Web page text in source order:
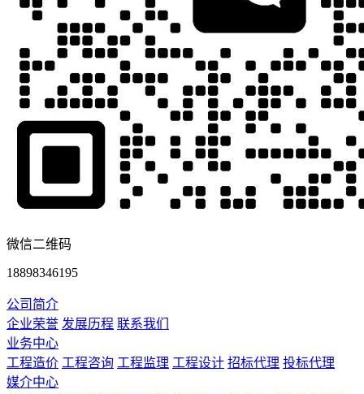
微信二维码
18898346195
公司简介
企业荣誉 发展历程 联系我们
业务中心
工程造价 工程咨询 工程监理 工程设计 招标代理 投标代理
媒介中心